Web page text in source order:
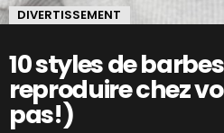
DIVERTISSEMENT
10 styles de
reproduire chez
pas!)